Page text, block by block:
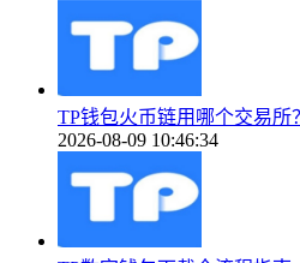
TP钱包火币链用哪个交易所
2026-08-09 10:46:34